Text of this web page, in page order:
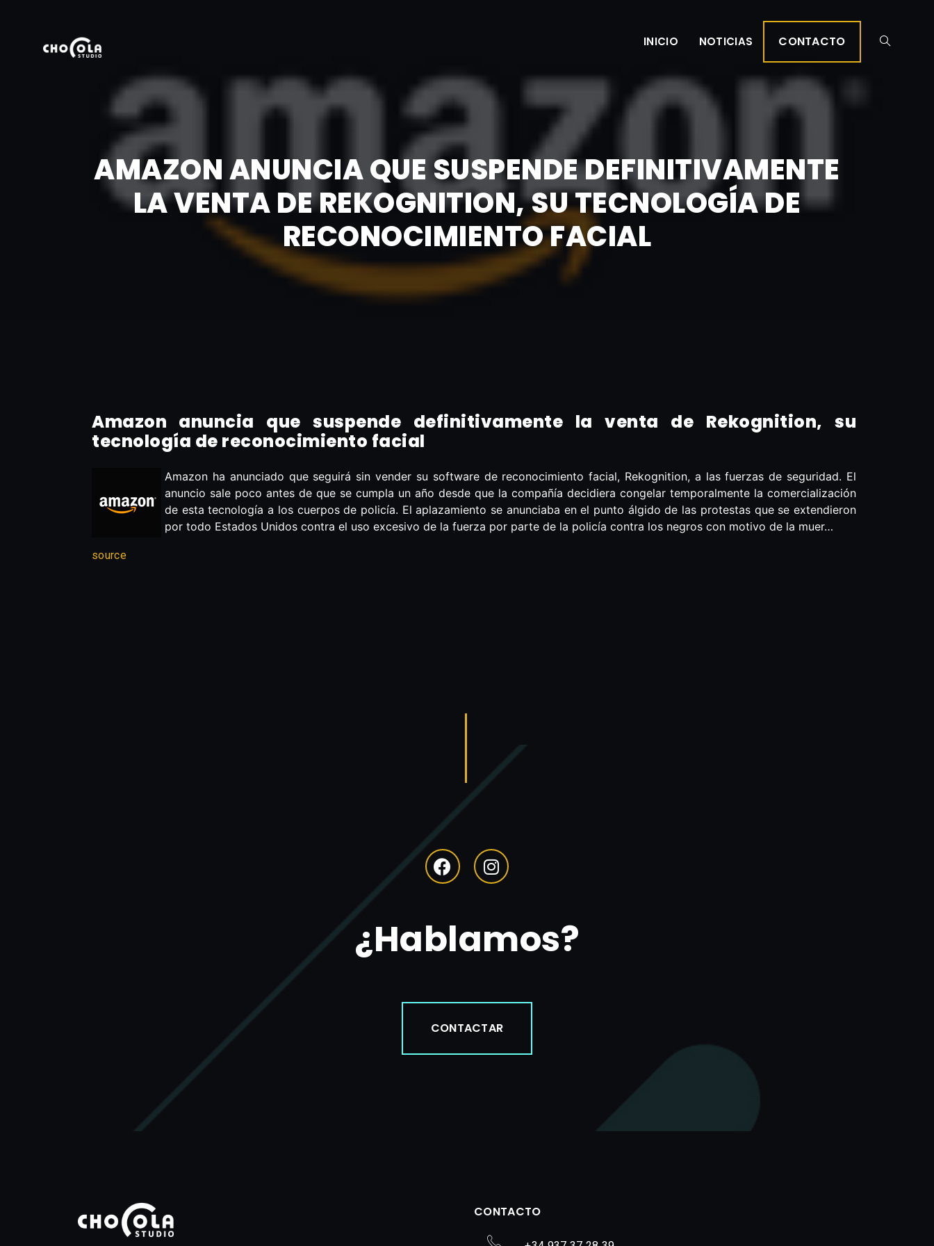
INICIO NOTICIAS CONTACTO
AMAZON ANUNCIA QUE SUSPENDE DEFINITIVAMENTE
LA VENTA DE REKOGNITION, SU TECNOLOGÍA DE
RECONOCIMIENTO FACIAL
Amazon anuncia que suspende definitivamente la venta de Rekognition, su
tecnología de reconocimiento facial
Amazon ha anunciado que seguirá sin vender su software de reconocimiento facial, Rekognition, a las fuerzas de seguridad. El
anuncio sale poco antes de que se cumpla un año desde que la compañía decidiera congelar temporalmente la comercialización
de esta tecnología a los cuerpos de policía. El aplazamiento se anunciaba en el punto álgido de las protestas que se extendieron
por todo Estados Unidos contra el uso excesivo de la fuerza por parte de la policía contra los negros con motivo de la muer…
source
¿Hablamos?
CONTACTAR
CONTACTO